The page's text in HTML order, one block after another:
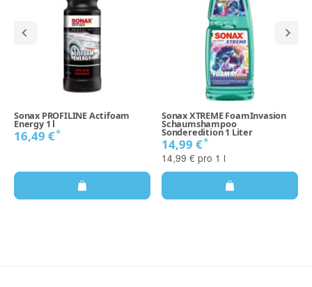
Sonax PROFILINE Actifoam
Energy 1 l
16,49 €*
Sonax XTREME FoamInvasion
Schaumshampoo
Sonderedition 1 Liter
14,99 €*
14,99 € pro 1 l